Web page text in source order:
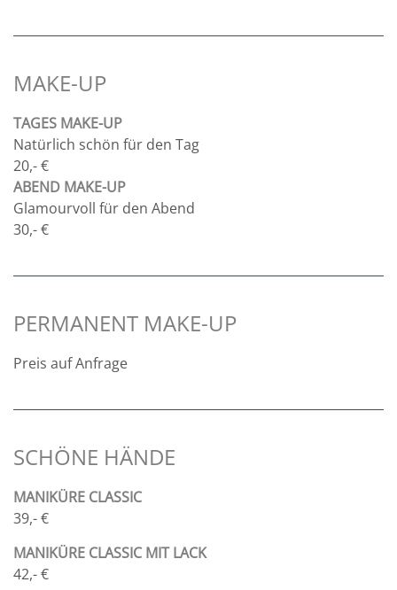
MAKE-UP
TAGES MAKE-UP
Natürlich schön für den Tag
20,- €
ABEND MAKE-UP
Glamourvoll für den Abend
30,- €
PERMANENT MAKE-UP
Preis auf Anfrage
SCHÖNE HÄNDE
MANIKÜRE CLASSIC
39,- €
MANIKÜRE CLASSIC MIT LACK
42,- €